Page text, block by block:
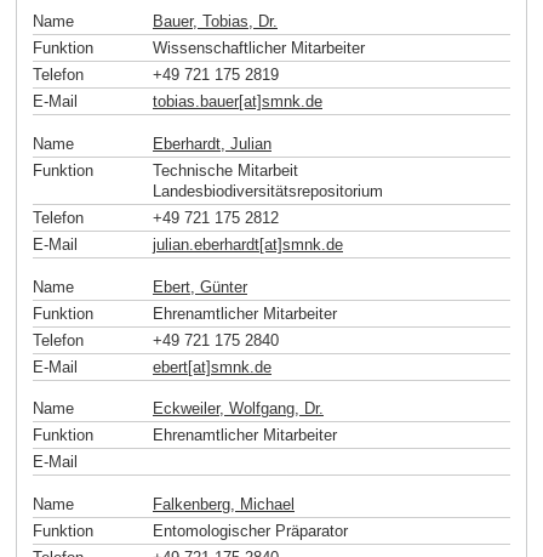
Name
Bauer, Tobias, Dr.
Funktion
Wissenschaftlicher Mitarbeiter
Telefon
+49 721 175 2819
E-Mail
tobias.bauer[at]smnk.de
Name
Eberhardt, Julian
Funktion
Technische Mitarbeit
Landesbiodiversitätsrepositorium
Telefon
+49 721 175 2812
E-Mail
julian.eberhardt[at]smnk de
Name
Ebert, Günter
Funktion
Ehrenamtlicher Mitarbeiter
Telefon
+49 721 175 2840
E-Mail
ebert[at]smnk de
Name
Eckweiler, Wolfgang, Dr.
Funktion
Ehrenamtlicher Mitarbeiter
E-Mail
Name
Falkenberg, Michael
Funktion
Entomologischer Präparator